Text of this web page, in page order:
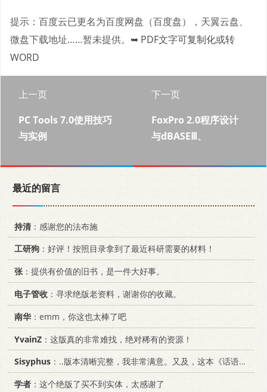
提示：百度云已更名为百度网盘（百度盘），天翼云盘、
微盘下载地址……暂未提供。 ➥ PDF文字可复制化或转
WORD
上一页
PC Tools 7.0使用技巧
与实例
下一页
FoxPro 2.0程序设计
与dBASEⅢ、
最近的留言
持清：感谢您的法布施
工研狗 ：好评！按照目录拿到了最近科研需要的材料！
张：提供有价值的旧书，是一件大好事。
电子管收 ：寻求绝版老资料，谢谢你的收藏。
南华：emm，你这也太棒了吧
YvainZ ：这版真的非常难找，绝对稀有的资源！
Sisyphus ：..版本清晰完整，我非常满意。又及，这本《话语的真相》...
学者 ：这个绝版了买不到实体，太感谢了